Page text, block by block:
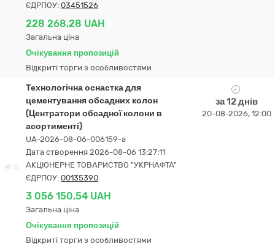
ЄДРПОУ: 03451526
228 268,28 UAH
Загальна ціна
Очікування пропозицій
Відкриті торги з особливостями
0
Технологічна оснастка для
цементування обсадних колон
(Центратори обсадної колони в
асортименті)
UA-2026-08-06-006159-a
Дата створення 2026-08-06 13:27:11
АКЦІОНЕРНЕ ТОВАРИСТВО "УКPНAФТА"
ЄДРПОУ: 00135390
3 056 150,54 UAH
Загальна ціна
Очікування пропозицій
Відкриті торги з особливостями
за 12 днів
20-08-2026, 12:00